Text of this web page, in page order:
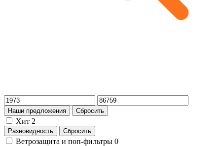
Наши предложения Сбросить
Хит 2
Разновидность Сбросить
Ветрозащита и поп-фильтры 0